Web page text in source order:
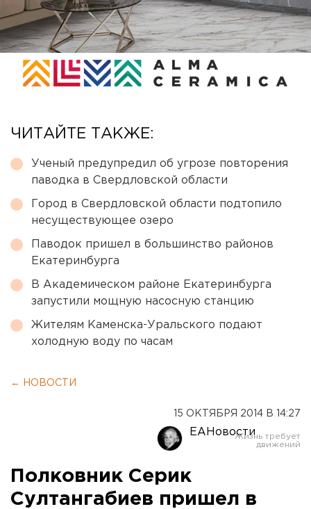
ЧИТАЙТЕ ТАКЖЕ:
Ученый предупредил об угрозе повторения
паводка в Свердловской области
Город в Свердловской области подтопило
несуществующее озеро
Паводок пришел в большинство районов
Екатеринбурга
В Академическом районе Екатеринбурга
запустили мощную насосную станцию
Жителям Каменска-Уральского подают
холодную воду по часам
← НОВОСТИ
15 ОКТЯБРЯ 2014 В 14:27
ЕАНовости
Полковник Серик
Султангабиев пришел в